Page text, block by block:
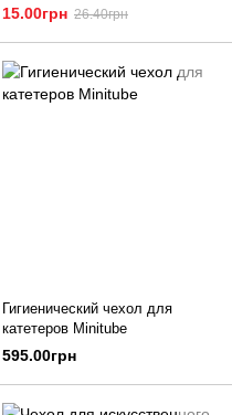
15.00грн 26.40грн
Гигиенический чехол для
катетеров Minitube
595.00грн